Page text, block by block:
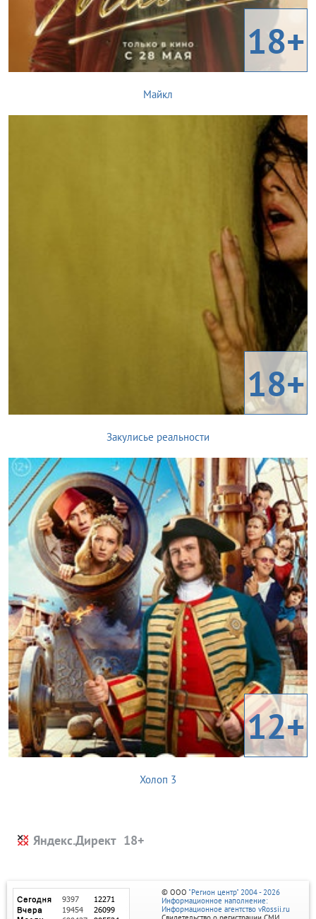
18+
Майкл
18+
Закулисье реальности
12+
Холоп 3
Яндекс.Директ
© ООО "Регион центр" 2004 - 2026
Информационное наполнение:
Информационное агентство vRossii.ru